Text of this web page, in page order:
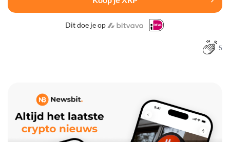
Dit doe je op
5